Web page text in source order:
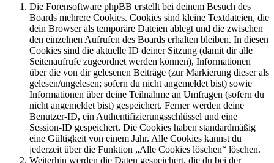
Die Forensoftware phpBB erstellt bei deinem Besuch des
Boards mehrere Cookies. Cookies sind kleine Textdateien, die
dein Browser als temporäre Dateien ablegt und die zwischen
den einzelnen Aufrufen des Boards erhalten bleiben. In diesen
Cookies sind die aktuelle ID deiner Sitzung (damit dir alle
Seitenaufrufe zugeordnet werden können), Informationen
über die von dir gelesenen Beiträge (zur Markierung dieser als
gelesen/ungelesen; sofern du nicht angemeldet bist) sowie
Informationen über deine Teilnahme an Umfragen (sofern du
nicht angemeldet bist) gespeichert. Ferner werden deine
Benutzer-ID, ein Authentifizierungsschlüssel und eine
Session-ID gespeichert. Die Cookies haben standardmäßig
eine Gültigkeit von einem Jahr. Alle Cookies kannst du
jederzeit über die Funktion „Alle Cookies löschen“ löschen.
Weiterhin werden die Daten gespeichert, die du bei der